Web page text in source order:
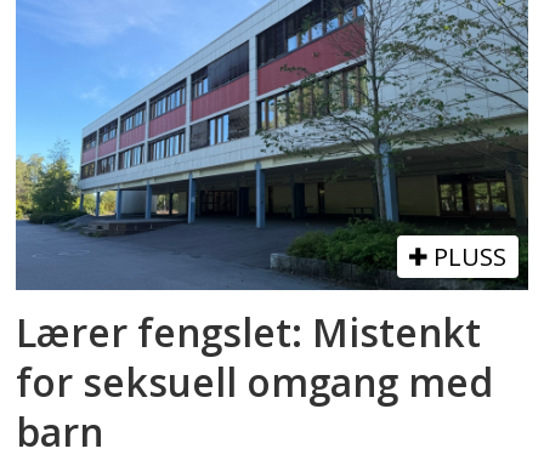
PLUSS
Lærer fengslet: Mistenkt
for seksuell omgang med
barn